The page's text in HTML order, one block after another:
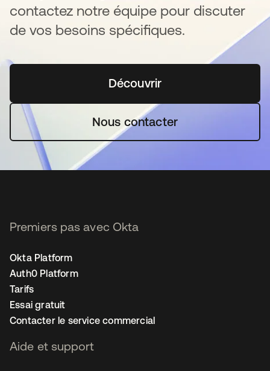
contactez notre équipe pour discuter
de vos besoins spécifiques.
Découvrirs’ouvre dans un nouvel
Nous contacter
Premiers pas avec Okta
Okta Platform
Auth0 Platform
Tarifs
Essai gratuit
Contacter le service commercial
Aide et support